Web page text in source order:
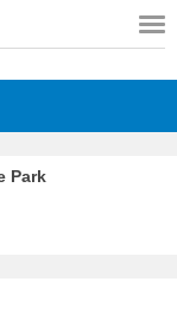
Park